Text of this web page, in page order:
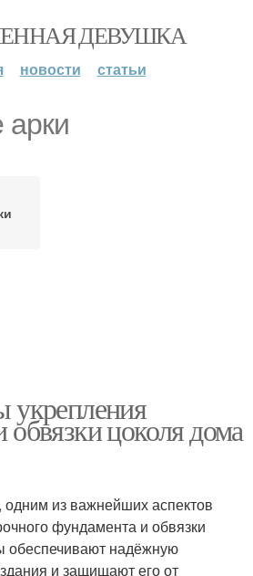
ДЕВУШКА
новости статьи
укрепления
цоколя дома
из важнейших аспектов
фундамента и обвязки
обеспечивают надёжную
и защищают его от